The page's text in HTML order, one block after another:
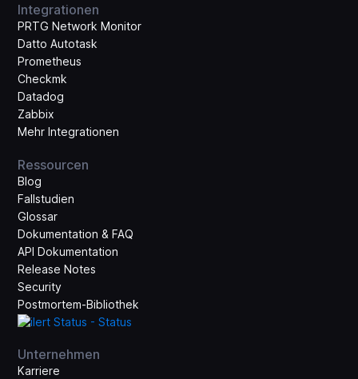
Integrationen
PRTG Network Monitor
Datto Autotask
Prometheus
Checkmk
Datadog
Zabbix
Mehr Integrationen
Ressourcen
Blog
Fallstudien
Glossar
Dokumentation & FAQ
API Dokumentation
Release Notes
Security
Postmortem-Bibliothek
Unternehmen
Karriere